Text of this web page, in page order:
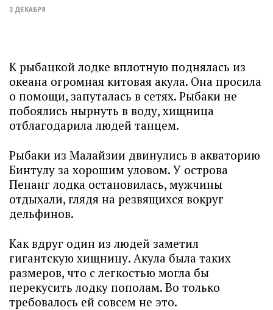
3 ДЕКАБРЯ
К рыбацкой лодке вплотную поднялась из
океана огромная китовая акула. Она просила
о помощи, запуталась в сетях. Рыбаки не
побоялись нырнуть в воду, хищница
отблагодарила людей танцем.
Рыбаки из Малайзии двинулись в акваторию
Бинтулу за хорошим уловом. У острова
Пенанг лодка остановилась, мужчины
отдыхали, глядя на резвящихся вокруг
дельфинов.
Как вдруг один из людей заметил
гигантскую хищницу. Акула была таких
размеров, что с легкостью могла бы
перекусить лодку пополам. Во только
требовалось ей совсем не это.